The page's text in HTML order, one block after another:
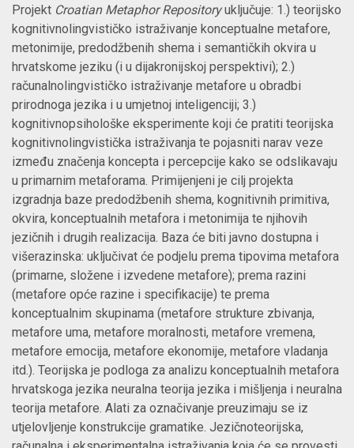
Projekt Croatian Metaphor Repositoryuključuje: 1.) teorijsko
kognitivnolingvističko istraživanje konceptualne metafore,
metonimije, predodžbenih shema i semantičkih okvira u
hrvatskome jeziku (i u dijakronijskoj perspektivi); 2.)
računalnolingvističko istraživanje metafore u obradbi
prirodnoga jezika i u umjetnoj inteligenciji; 3.)
kognitivnopsihološke eksperimente koji će pratiti teorijska
kognitivnolingvistička istraživanja te pojasniti narav veze
između značenja koncepta i percepcije kako se odslikavaju
u primarnim metaforama. Primijenjeni je cilj projekta
izgradnja baze predodžbenih shema, kognitivnih primitiva,
okvira, konceptualnih metafora i metonimija te njihovih
jezičnih i drugih realizacija. Baza će biti javno dostupna i
višerazinska: uključivat će podjelu prema tipovima metafora
(primarne, složene i izvedene metafore); prema razini
(metafore opće razine i specifikacije) te prema
konceptualnim skupinama (metafore strukture zbivanja,
metafore uma, metafore moralnosti, metafore vremena,
metafore emocija, metafore ekonomije, metafore vladanja
itd.). Teorijska je podloga za analizu konceptualnih metafora
hrvatskoga jezika neuralna teorija jezika i mišljenja i neuralna
teorija metafore. Alati za označivanje preuzimaju se iz
utjelovljenje konstrukcije gramatike. Jezičnoteorijska,